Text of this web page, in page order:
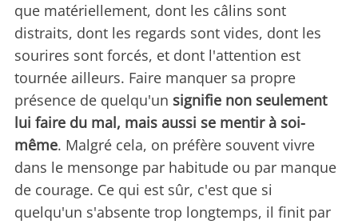
que matériellement, dont les câlins sont
distraits, dont les regards sont vides, dont les
sourires sont forcés, et dont l'attention est
tournée ailleurs. Faire manquer sa propre
présence de quelqu'un signifie non seulement
lui faire du mal, mais aussi se mentir à soi-
même. Malgré cela, on préfère souvent vivre
dans le mensonge par habitude ou par manque
de courage. Ce qui est sûr, c'est que si
quelqu'un s'absente trop longtemps, il finit par